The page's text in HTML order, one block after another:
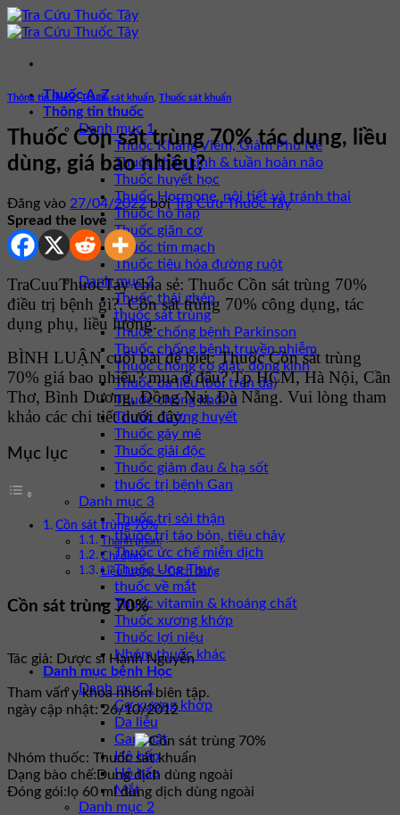
Bỏ
qua
dung
Thuốc A-Z
Thông tin thuốc
Danh mục 1
Thuốc Kháng Viêm, Giảm Phù Nề
Thuốc thần kinh & tuần hoàn não
Thuốc huyết học
Thuốc Hormone, nội tiết và tránh thai
Thuốc hô hấp
Thuốc giãn cơ
Thuốc tim mạch
Thuốc tiêu hóa đường ruột
Danh mục 2
Thuốc thải ghép
thuốc sát trùng
Thuốc chống bệnh Parkinson
Thuốc chống bệnh truyền nhiễm
Thuốc chống co giật, động kinh
Thuốc da liễu (bôi trên da)
Thuốc chống khối u
Thuốc đường huyết
Thuốc gây mê
Thuốc giải độc
Thuốc giảm đau & hạ sốt
thuốc trị bệnh Gan
Danh mục 3
Thuốc trị sỏi thận
thuốc trị táo bón, tiêu chảy
Thuốc ức chế miễn dịch
Thuốc Ung Thư
thuốc về mắt
Thuốc vitamin & khoáng chất
Thuốc xương khớp
Thuốc lợi niệu
Nhóm thuốc khác
Danh mục bệnh Học
Danh mục 1
Cơ xương khớp
Da liễu
Gan mật
Hô hấp
Hô hấp
Mắt
Danh mục 2
Thông tin thuốc,Thuốc sát khuẩn Thuốc sát khuẩn
Thuốc Cồn sát trùng 70% tác dụng, liều
dùng, giá bao nhiêu?
Đăng vào 27/04/2022 bởiTra Cứu Thuốc Tây
Spread the love
TraCuuThuocTay chia sẻ: Thuốc Cồn sát trùng 70%
điều trị bệnh gì?. Cồn sát trùng 70% công dụng, tác
dụng phụ, liều lượng.
BÌNH LUẬN cuối bài để biết: Thuốc Cồn sát trùng
70% giá bao nhiêu? mua ở đâu? Tp HCM, Hà Nội, Cần
Thơ, Bình Dương, Đồng Nai, Đà Nẵng. Vui lòng tham
khảo các chi tiết dưới đây.
Mục lục
Cồn sát trùng 70%
Thành phần:
Chỉ định:
Liều lượng – Cách dùng
Cồn sát trùng 70%
Tác giả: Dược sĩ Hạnh Nguyễn
Tham vấn y khoa nhóm biên tập.
ngày cập nhật: 26/10/2012
Nhóm thuốc: Thuốc sát khuẩn
Dạng bào chế: Dung dịch dùng ngoài
Đóng gói: lọ 60 ml dung dịch dùng ngoài